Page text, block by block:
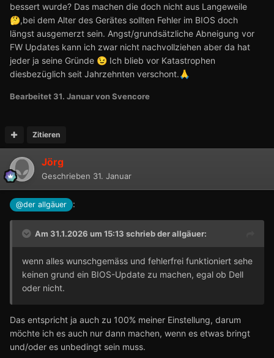
bessert wurde? Das machen die doch nicht aus Langeweile
🤔,bei dem Alter des Gerätes sollten Fehler im BIOS doch
längst ausgemerzt sein. Angst/grundsätzliche Abneigung vor
FW Updates kann ich zwar nicht nachvollziehen aber da hat
jeder ja seine Gründe 😉 Ich blieb vor Katastrophen
diesbezüglich seit Jahrzehnten verschont.🙏
Bearbeitet 31. Januarvon Svencore
Zitieren
Jörg
Geschrieben 31. Januar
@der allgäuer :
Am 31.1.2026 um 15:13 schriebder allgäuer:
wenn alles wunschgemäss und fehlerfrei funktioniert sehe
keinen grund ein BIOS-Update zu machen, egal ob Dell
oder nicht.
Das entspricht ja auch zu 100% meiner Einstellung, darum
möchte ich es auch nur dann machen, wenn es etwas bringt
und/oder es unbedingt sein muss.